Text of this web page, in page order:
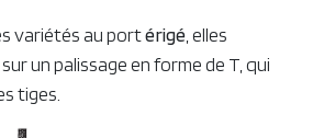
variétés au portérigé , elles
un palissage en forme de T, qui
tiges.